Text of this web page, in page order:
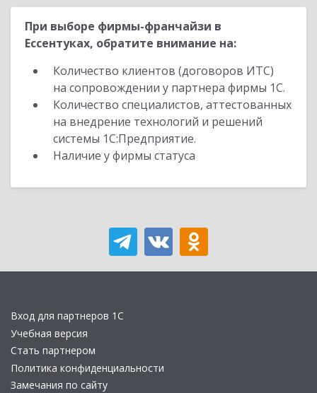
При выборе фирмы-франчайзи в
Ессентуках, обратите внимание на:
Количество клиентов (договоров ИТС)
на сопровождении у партнера фирмы 1С.
Количество специалистов, аттестованных
на внедрение технологий и решений
системы 1С:Предприятие.
Наличие у фирмы статуса
Вход для партнеров 1С
Учебная версия
Стать партнером
Политика конфиденциальности
Замечания по сайту